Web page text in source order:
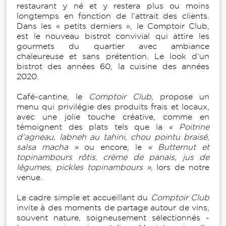
restaurant y né et y restera plus ou moins
longtemps en fonction de l’attrait des clients.
Dans les « petits derniers », le Comptoir Club,
est le nouveau bistrot convivial qui attire les
gourmets du quartier avec ambiance
chaleureuse et sans prétention. Le look d’un
bistrot des années 60, la cuisine des années
2020.
Café-cantine, le Comptoir Club, propose un
menu qui privilégie des produits frais et locaux,
avec une jolie touche créative, comme en
témoignent des plats tels que la « Poitrine
d'agneau, labneh au tahini, chou pointu braisé,
salsa macha »ou encore, le
« Butternut et
topinambours rôtis, crème de panais, jus de
légumes, pickles topinambours », lors de notre
venue.
Le cadre simple et accueillant du Comptoir Club
invite à des moments de partage autour de vins,
souvent nature, soigneusement sélectionnés -